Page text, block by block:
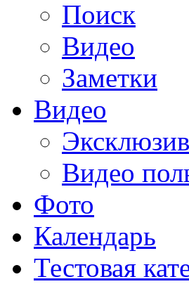
Поиск
Видео
Заметки
Видео
Видео
Фото
Календарь
Тестовая